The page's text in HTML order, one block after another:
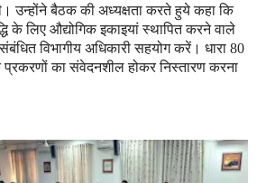
उन्होंने बैठक की अध्यक्षता करते हुये कहा कि
के लिए औद्योगिक इकाइयां स्थापित करने वाले
विभागीय अधिकारी सहयोग करें। धारा 80
प्रकरणों का संवेदनशील होकर निस्तारण करना